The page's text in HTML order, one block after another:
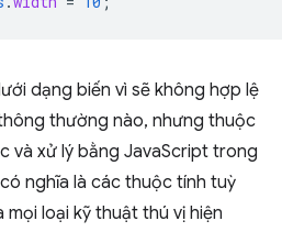
dạng biến vì sẽ không hợp lệ
thường nào, nhưng thuộc
và xử lý bằng JavaScript trong
nghĩa là các thuộc tính tuỳ
loại kỹ thuật thú vị hiện